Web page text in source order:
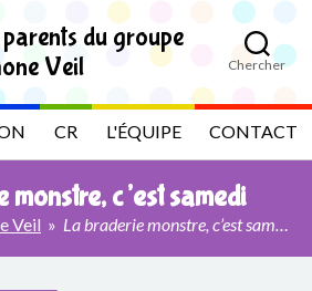
du groupe
Veil
Chercher
CR L'ÉQUIPE CONTACT
monstre, c’est samedi
Veil » La braderie monstre, c’est samedi